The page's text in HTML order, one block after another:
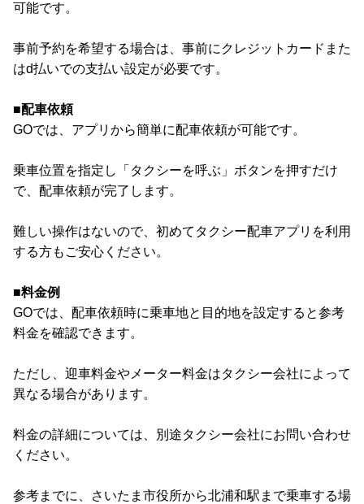
可能です。
事前予約を希望する場合は、事前にクレジットカードまた
はd払いでの支払い設定が必要です。
■配車依頼
GOでは、アプリから簡単に配車依頼が可能です。
乗車位置を指定し「タクシーを呼ぶ」ボタンを押すだけ
で、配車依頼が完了します。
難しい操作はないので、初めてタクシー配車アプリを利用
する方もご安心ください。
■料金例
GOでは、配車依頼時に乗車地と目的地を設定すると参考
料金を確認できます。
ただし、迎車料金やメーター料金はタクシー会社によって
異なる場合があります。
料金の詳細については、別途タクシー会社にお問い合わせ
ください。
参考までに、さいたま市役所から北浦和駅まで乗車する場